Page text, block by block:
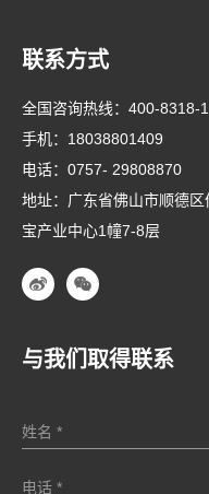
联系方式
全国咨询热线： 400-8318-
手机： 18038801409
电话： 0757- 29808870
地址：广东省佛山市顺德
宝产业中心1幢7-8层
与我们取得联系